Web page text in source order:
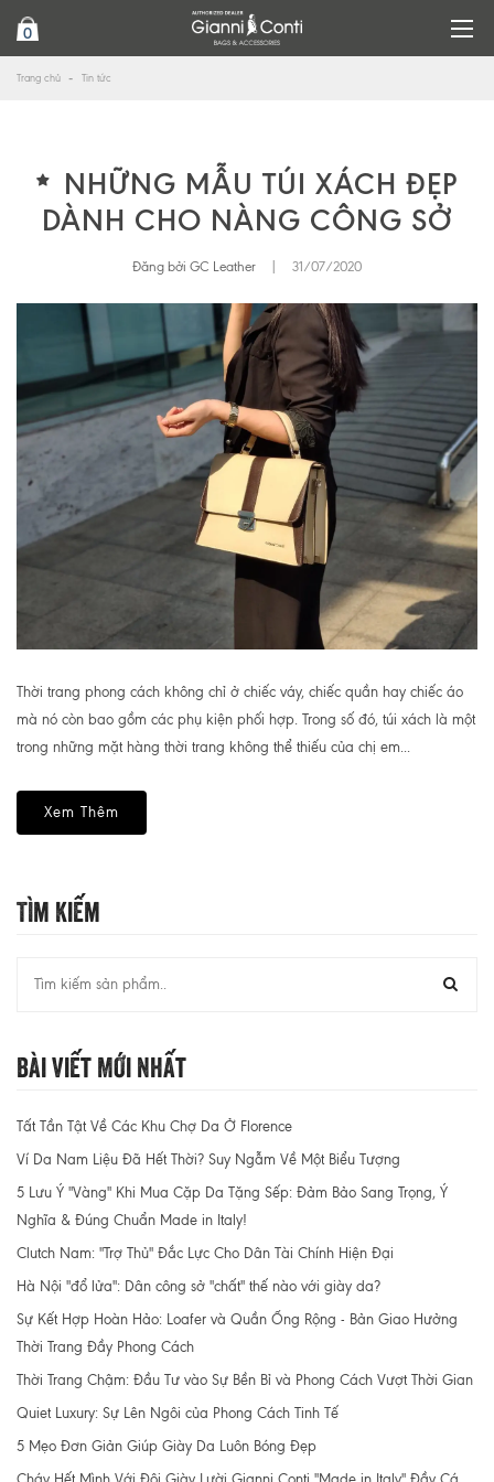
0
Trang chủ Tin tức
NHỮNG MẪU TÚI XÁCH ĐẸP
DÀNH CHO NÀNG CÔNG SỞ
Đăng bởi GC Leather 31/07/2020
Thời trang phong cách không chỉ ở chiếc váy, chiếc quần hay chiếc áo
mà nó còn bao gồm các phụ kiện phối hợp. Trong số đó, túi xách là một
trong những mặt hàng thời trang không thể thiếu của chị em...
Xem Thêm
Tìm Kiếm
Bài Viết Mới Nhất
Tất Tần Tật Về Các Khu Chợ Da Ở Florence
Ví Da Nam Liệu Đã Hết Thời? Suy Ngẫm Về Một Biểu Tượng
5 Lưu Ý "Vàng" Khi Mua Cặp Da Tặng Sếp: Đảm Bảo Sang Trọng, Ý
Nghĩa & Đúng Chuẩn Made in Italy!
Clutch Nam: "Trợ Thủ" Đắc Lực Cho Dân Tài Chính Hiện Đại
Hà Nội "đổ lửa": Dân công sở "chất" thế nào với giày da?
Sự Kết Hợp Hoàn Hảo: Loafer và Quần Ống Rộng - Bản Giao Hưởng
Thời Trang Đầy Phong Cách
Thời Trang Chậm: Đầu Tư vào Sự Bền Bỉ và Phong Cách Vượt Thời Gian
Quiet Luxury: Sự Lên Ngôi của Phong Cách Tinh Tế
5 Mẹo Đơn Giản Giúp Giày Da Luôn Bóng Đẹp